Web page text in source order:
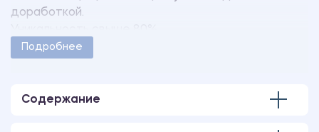
доработкой.
Работа оформлена в соответствии с
В работе также имеется презентация,
Подробнее
Содержание